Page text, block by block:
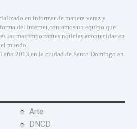
en informar de manera veraz y
del Internet,contamos un equipo que
las mas importantes noticias acontecidas en
mundo.
año 2013,en la ciudad de Santo Domingo en
Arte
DNCD